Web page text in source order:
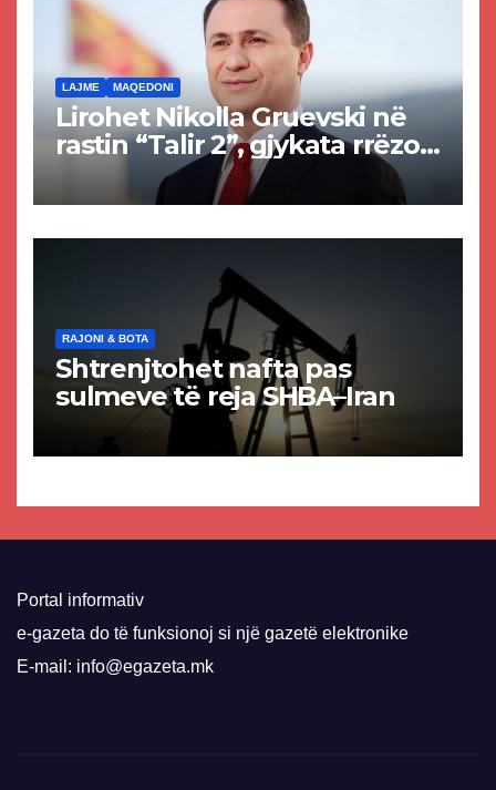
LAJME MAQEDONI
Lirohet Nikolla Gruevski në
rastin “Talir 2”, gjykata rrëzon
akuzat për ndërtimin e
paligjshëm të selisë së
RAJONI & BOTA
Shtrenjtohet nafta pas
sulmeve të reja SHBA–Iran
Portal informativ
e-gazeta do të funksionoj si një gazetë elektronike
E-mail: info@egazeta.mk